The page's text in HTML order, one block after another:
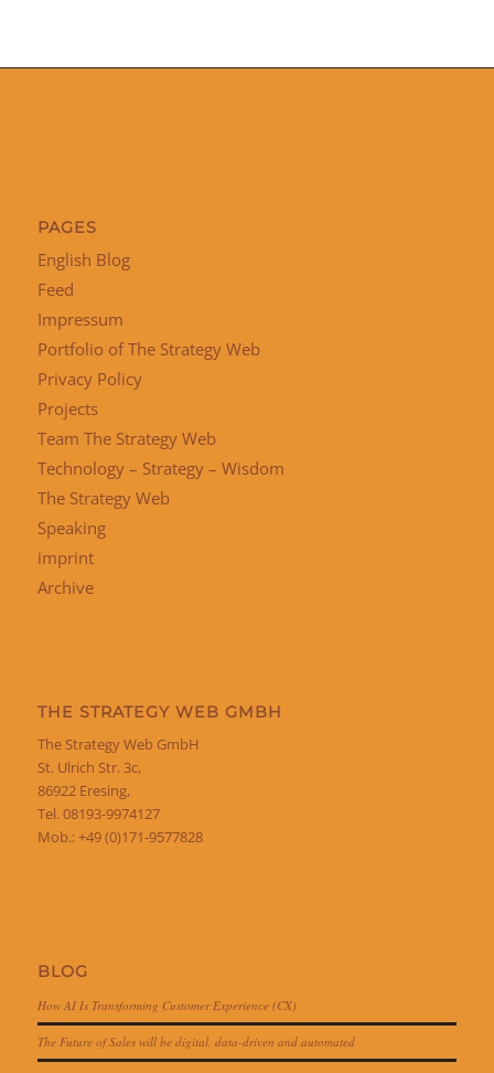
PAGES
English Blog
Feed
Impressum
Portfolio of The Strategy Web
Privacy Policy
Projects
Team The Strategy Web
Technology – Strategy – Wisdom
The Strategy Web
Speaking
imprint
Archive
THE STRATEGY WEB GMBH
The Strategy Web GmbH
St. Ulrich Str. 3c,
86922 Eresing,
Tel. 08193-9974127
Mob.: +49 (0)171-9577828
BLOG
How AI Is Transforming Customer Experience (CX)
The Future of Sales will be digital, data-driven and automated